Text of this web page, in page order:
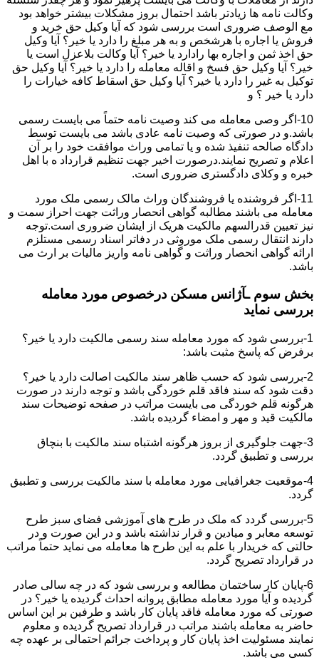
وکالت نامه ها زیادتر باشد احتمال بروز مشکلات بیشتر خواهد بود
مع الوصف ضروری است بررسی شود که آیا وکیل حق خرید و
فروش یا اجاره با هرشخص و به هر مبلغ را دارد یا خیر؟ آیا وکیل
حق اخذ ثمن و اجاره بها رادارد یا خیر؟ آیا وکالت بلاعزل است یا
خیر؟ آیا وکیل حق فسخ و اقاله معامله را دارد یا خیر؟ آیا وکیل حق
توکیل به غیر را دارد یا خیر؟ آیا وکیل حق اسقاط کافه خیارات را
دارد یا خیر ؟ و
10-اگر وصی معامله می کند وصیت نامه حتماً می بایست رسمی
باشد.و در صورتی که وصیت نامه عادی باشد می بایست توسط
دادگاه صالحه تنفیذ شده و یا تمامی وراث موافقت خود را بر آن
اعلام و تصریح نمایند.درصورت اخیر جهت تنظیم قرارداد ه با اهل
خبره و وکلای دادگستری ضروری است.
11-اگر فروشنده یا فروشندگان وراث مالک رسمی ملک مورد
معامله می باشند مطالبه گواهی انحصار وراثت جهت احراز سمت و
نیز تعیین قدرالسهم مالکیت هریک از ایشان ضروری است.توجه
دارند انتقال رسمی ملک موروثی در دفاتر اسناد رسمی مستلزم
ارائه گواهی انحصار وراثت و گواهی نامه واریز مالیات بر ارث می
باشد.
بخش سوم ـآژانس مسکن درخصوص مورد معامله
بررسی نماید
1-بررسی شود که مورد معامله سند رسمی مالکیت دارد یا خیر؟
برفرض که پاسخ مثبت باشد:
2-بررسی شود که حسب ظاهر سند مالکیت اصالت دارد یا خیر؟
دقت شود که سند فاقد قلم خوردگی باشد و توجه دارند در صورت
هرگونه قلم خوردگی می بایست مراتب در صفحه توضیحات سند
مالکیت قید و مهر و امضاء گردیده باشد.
3-جهت جلوگیری از بروز هرگونه اشتباه سند مالکیت با بنچاق
بررسی و تطبیق گردد.
4-موقعیت جغرافیایی مورد معامله با سند مالکیت بررسی و تطبیق
گردد.
5-بررسی گردد که ملک در طرح های آموزشی فضای سبز طرح
توسعه معابر و میادین و قرار نداشته باشد و در این صورت و در
حالتی که خریدار با علم به این طرح ها معامله می نماید حتماً مراتب
در قرارداد تصریح گردد.
6-پایان کار ساختمان مطالعه و بررسی شود که در چه سالی صادر
گردیده و آیا مورد معامله مطابق پروانه احداث گردیده یا خیر؟ در
صورتی که مورد معامله فاقد پایان کار باشد و طرفین بر این اساس
حاضر به معامله باشند مراتب در قرارداد تصریح گردیده و معلوم
نمایند مسئولیت اخذ پایان کار و پرداخت جرائم احتمالی بر عهده چه
کسی می باشد.